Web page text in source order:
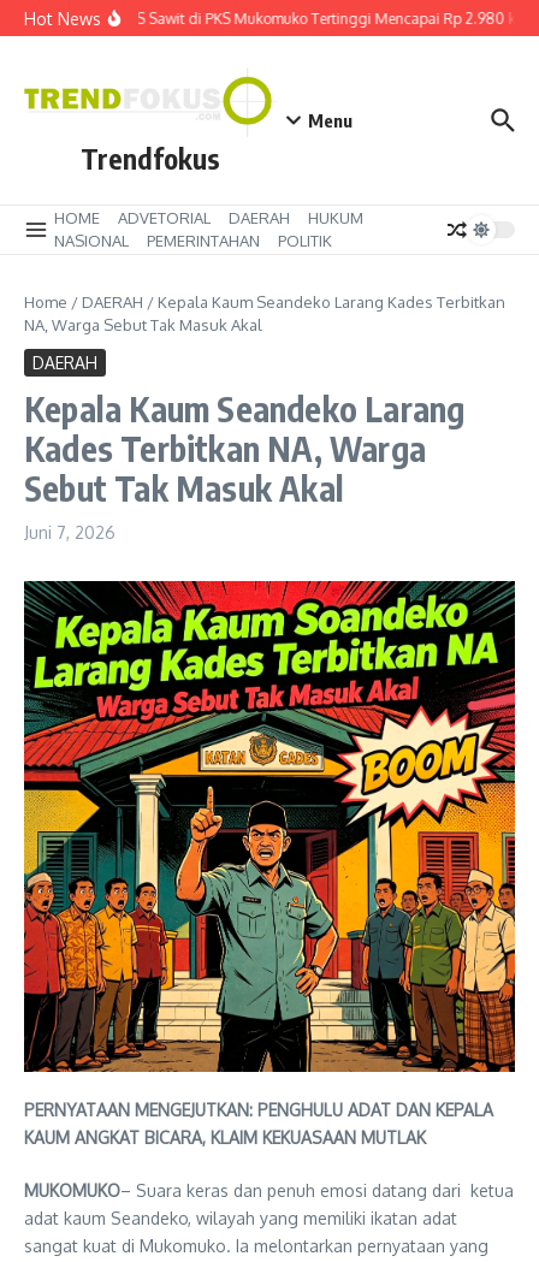
Lewati ke konten
Hot NewsHarga TBS Sawit di PKS Mukomuko Tertinggi Mencapai Rp 2.980 kg
Trendfokus
Menu
HOME ADVETORIAL DAERAH
HUKUM
NASIONAL
PEMERINTAHAN POLITIK
Home / DAERAH / Kepala Kaum Seandeko Larang Kades Terbitkan
NA, Warga Sebut Tak Masuk Akal
DAERAH
Kepala Kaum Seandeko Larang
Kades Terbitkan NA, Warga
Sebut Tak Masuk Akal
Juni 7, 2026
PERNYATAAN MENGEJUTKAN: PENGHULU ADAT DAN KEPALA
KAUM ANGKAT BICARA, KLAIM KEKUASAAN MUTLAK
MUKOMUKO– Suara keras dan penuh emosi datang dari ketua
adat kaum Seandeko, wilayah yang memiliki ikatan adat
sangat kuat di Mukomuko. Ia melontarkan pernyataan yang